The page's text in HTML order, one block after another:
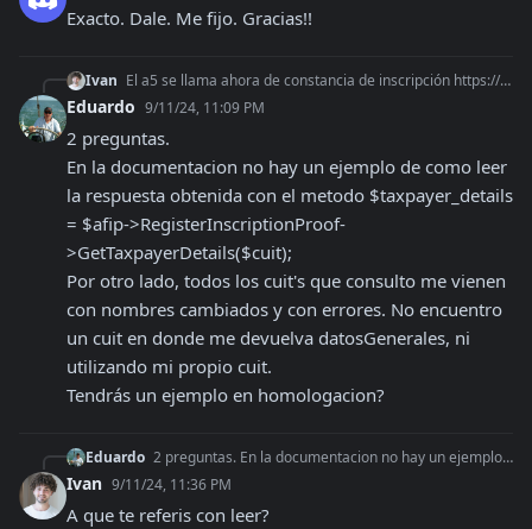
Exacto. Dale. Me fijo. Gracias!!
Ivan El a5 se llama ahora de constancia de inscripción https://docs.afipsdk.com/paso-a-paso/web-services/padron-de-constancia-de-inscripcion
Eduardo 9/11/24, 11:09 PM
2 preguntas.
En la documentacion no hay un ejemplo de como leer
la respuesta obtenida con el metodo $taxpayer_details
= $afip->RegisterInscriptionProof-
>GetTaxpayerDetails($cuit);
Por otro lado, todos los cuit's que consulto me vienen
con nombres cambiados y con errores. No encuentro
un cuit en donde me devuelva datosGenerales, ni
utilizando mi propio cuit.
Tendrás un ejemplo en homologacion?
Eduardo 2 preguntas. En la documentacion no hay un ejemplo de como leer la respuesta obtenida con el metodo $taxpayer_details = $afip->RegisterInscriptionProof->GetTax
Ivan 9/11/24, 11:36 PM
A que te referis con leer?